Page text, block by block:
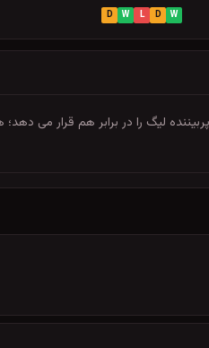
W
D
L
W
D
میزبان اوسر است. این بازی دو تیم پربیننده لیگ